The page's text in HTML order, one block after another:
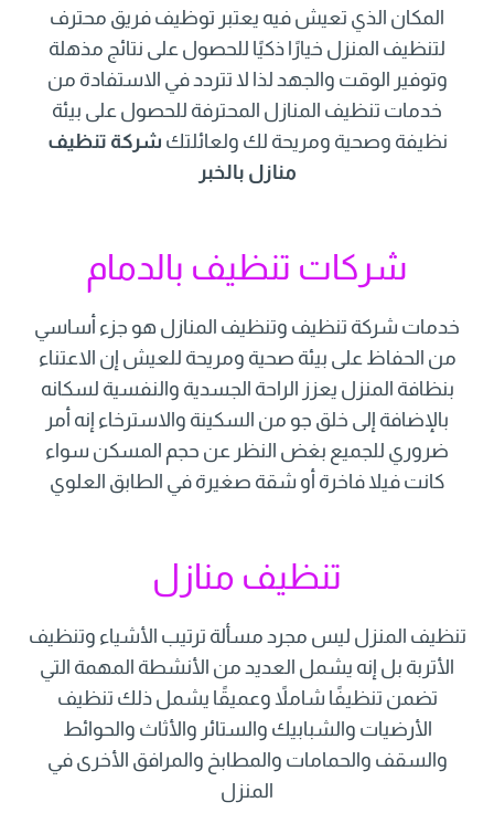
المكان الذي تعيش فيه يعتبر توظيف فريق محترف
لتنظيف المنزل خيارًا ذكيًا للحصول على نتائج مذهلة
وتوفير الوقت والجهد لذا لا تتردد في الاستفادة من
خدمات تنظيف المنازل المحترفة للحصول على بيئة
نظيفة وصحية ومريحة لك ولعائلتك شركة تنظيف
منازل بالخبر
شركات تنظيف بالدمام
خدمات شركة تنظيف وتنظيف المنازل هو جزء أساسي
من الحفاظ على بيئة صحية ومريحة للعيش إن الاعتناء
بنظافة المنزل يعزز الراحة الجسدية والنفسية لسكانه
بالإضافة إلى خلق جو من السكينة والاسترخاء إنه أمر
ضروري للجميع بغض النظر عن حجم المسكن سواء
كانت فيلا فاخرة أو شقة صغيرة في الطابق العلوي
تنظيف منازل
تنظيف المنزل ليس مجرد مسألة ترتيب الأشياء وتنظيف
الأتربة بل إنه يشمل العديد من الأنشطة المهمة التي
تضمن تنظيفًا شاملاً وعميقًا يشمل ذلك تنظيف
الأرضيات والشبابيك والستائر والأثاث والحوائط
والسقف والحمامات والمطابخ والمرافق الأخرى في
المنزل